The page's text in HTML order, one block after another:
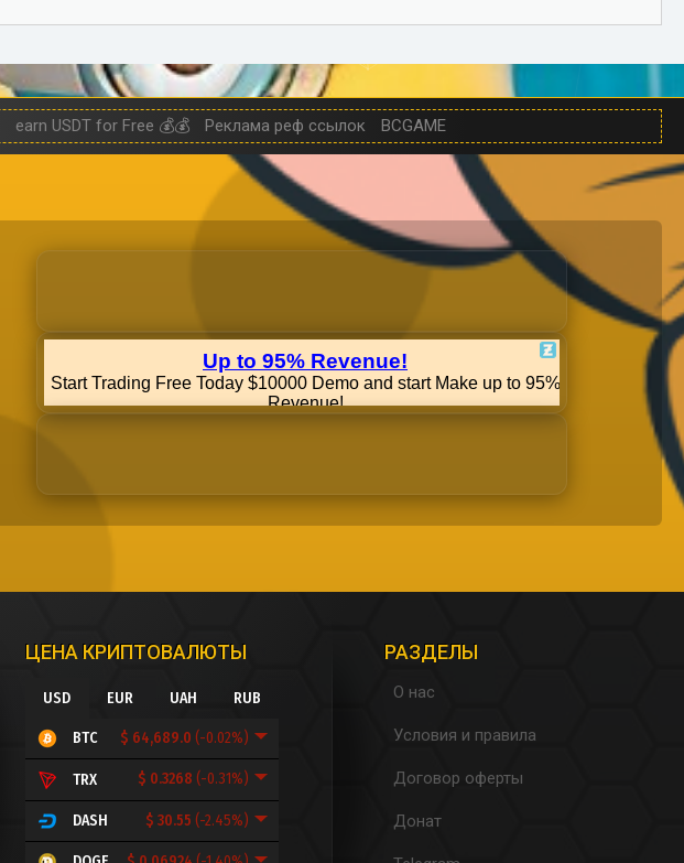
earn USDT for Free 💰💰 Реклама реф ссылок BCGAME
ЦЕНА КРИПТОВАЛЮТЫ
USD EUR UAH RUB
$ 64,689.0(-0.02%)
BTC
$ 0.3268(-0.31%)
TRX
$ 30.55(-2.45%)
DASH
РАЗДЕЛЫ
О нас
Условия и правила
Договор оферты
Донат